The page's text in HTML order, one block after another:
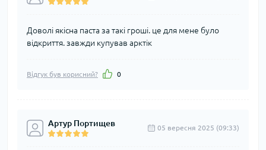
Доволі якісна паста за такі гроші. це для мене було
відкриття. завжди купував арктік
Відгук був корисний? 0
Артур Портищев 05 вересня 2025 (09:33)